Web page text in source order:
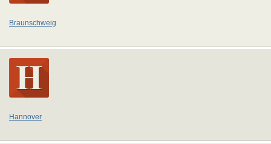
Braunschweig
Hannover